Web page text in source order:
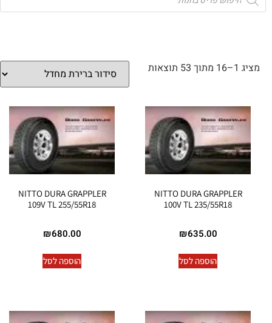
מציג 1–16 מתוך 53 תוצאות
NITTO DURA GRAPPLER
100V TL 235/55R18
₪635.00
הוספה לסל
NITTO DURA GRAPPLER
109V TL 255/55R18
₪680.00
הוספה לסל